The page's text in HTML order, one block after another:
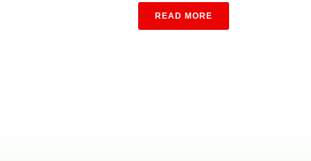
READ MORE